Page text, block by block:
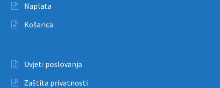
Naplata
Košarica
Uvjeti poslovanja
Zaštita privatnosti